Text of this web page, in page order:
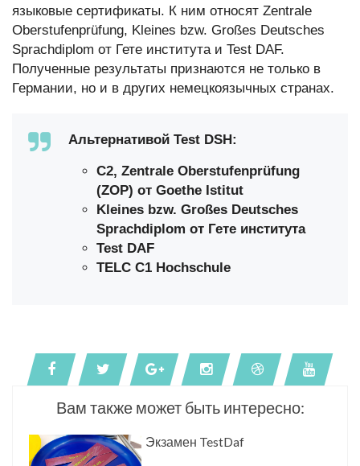
языковые сертификаты. К ним относят Zentrale
Oberstufenprüfung, Kleines bzw. Großes Deutsches
Sprachdiplom от Гете института и Test DAF.
Полученные результаты признаются не только в
Германии, но и в других немецкоязычных странаx.
Альтернативой Test DSH:
С2, Zentrale Oberstufenprüfung
(ZOP) от Goethe Istitut
Kleines bzw. Großes Deutsches
Sprachdiplom от Гете института
Test DAF
TELC C1 Hochschule
Вам также может быть интересно:
Экзамен TestDaf